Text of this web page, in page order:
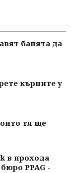
банята да
кърпите у
тя ще
в прохода
PPAG -